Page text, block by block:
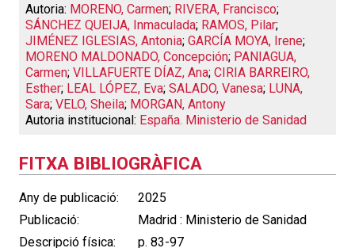
Autoria: MORENO, Carmen; RIVERA, Francisco;
SÁNCHEZ QUEIJA, Inmaculada; RAMOS, Pilar;
JIMÉNEZ IGLESIAS, Antonia; GARCÍA MOYA, Irene;
MORENO MALDONADO, Concepción; PANIAGUA,
Carmen; VILLAFUERTE DÍAZ, Ana; CIRIA BARREIRO,
Esther; LEAL LÓPEZ, Eva; SALADO, Vanesa; LUNA,
Sara; VELO, Sheila; MORGAN, Antony
Autoria institucional: España. Ministerio de Sanidad
FITXA BIBLIOGRÀFICA
Any de publicació:
2025
Publicació:
Madrid : Ministerio de Sanidad
Descripció física:
p. 83-97